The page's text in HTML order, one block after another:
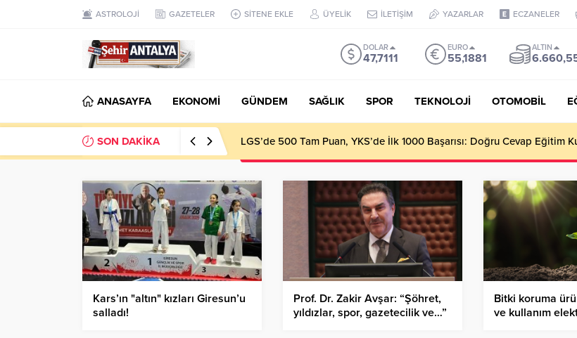
ASTROLOJİ GAZETELER SİTENE EKLE ÜYELİK İLETİŞİM YAZARLAR ECZANELER
DOLAR
47,7111
EURO
55,1881
ALTIN
ANASAYFA EKONOMİ GÜNDEM SAĞLIK SPOR TEKNOLOJİ OTOMOBİL
SON DAKİKA LGS’de 500 Tam Puan, YKS’de İlk 1000 Başarısı: Doğru Cevap Eğitim
Kars’ın "altın" kızları Giresun’u
salladı!
Prof. Dr. Zakir Avşar: “Şöhret,
yıldızlar, spor, gazetecilik ve…”
Bitki koruma
ve kullanım